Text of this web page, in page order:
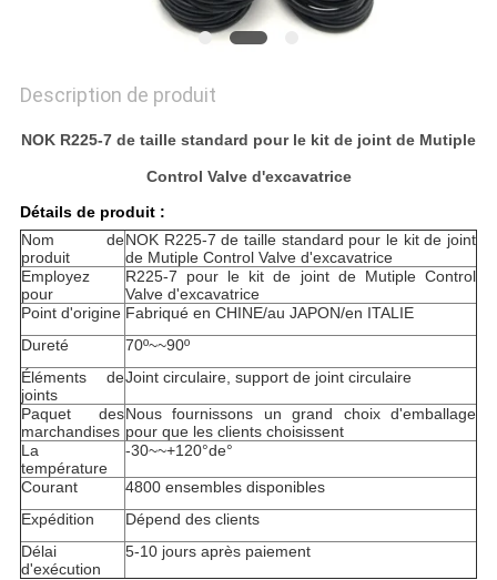
POLITIQUE
CONFIDENTIALITÉ
Description de produit
NOK R225-7 de taille standard pour le kit de joint de Mutiple
Control Valve d'excavatrice
Détails de produit :
Nom de
produit
NOK R225-7 de taille standard pour le kit de joint
de Mutiple Control Valve d'excavatrice
Employez
pour
R225-7 pour le kit de joint de Mutiple Control
Valve d'excavatrice
Point d'origine Fabriqué en CHINE/au JAPON/en ITALIE
Dureté
70º~~90º
Éléments de
joints
Joint circulaire, support de joint circulaire
Paquet des
marchandises
Nous fournissons un grand choix d'emballage
pour que les clients choisissent
La
température
-30~~+120°de°
Courant
4800 ensembles disponibles
Expédition
Dépend des clients
Délai
d'exécution
5-10 jours après paiement